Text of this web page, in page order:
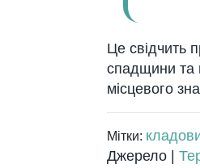
Це свідчить
спадщини та
місцевого
Мітки:
Джерело |